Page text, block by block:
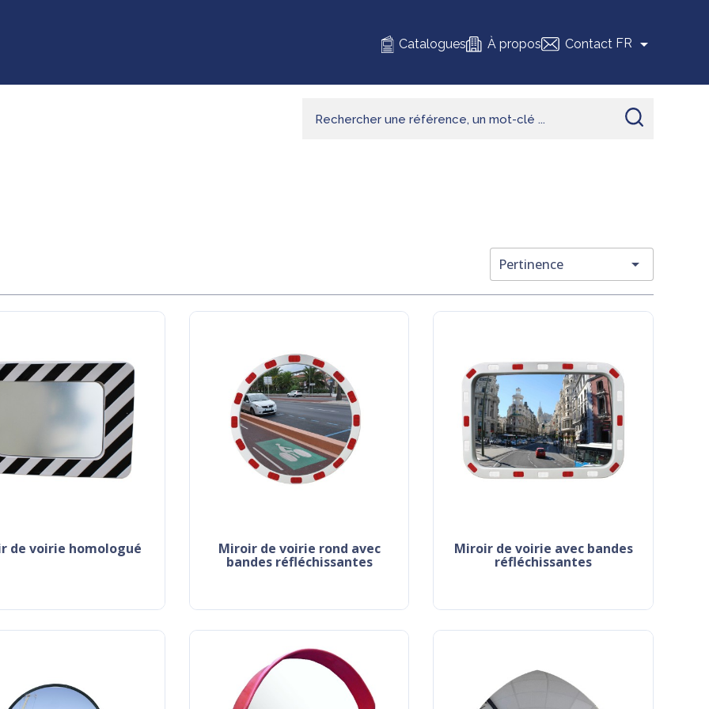
Catalogues À propos Contact FR 
Pertinence 
de voirie homologué miroir de voirie rond avec
bandes réfléchissantes
miroir de voirie avec bandes
réfléchissantes